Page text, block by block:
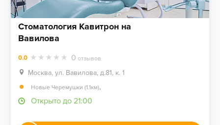
Стоматология Кавитрон на
Вавилова
0.0 0 отзывов
Москва, ул. Вавилова, д.81, к. 1
Новые Черемушки (1.1км),
Открыто до 21:00